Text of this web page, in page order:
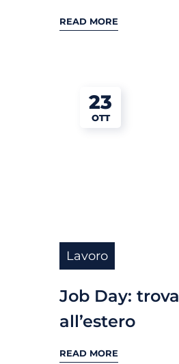
READ MORE
23
OTT
Lavoro
Job Day:
all’estero
READ MORE